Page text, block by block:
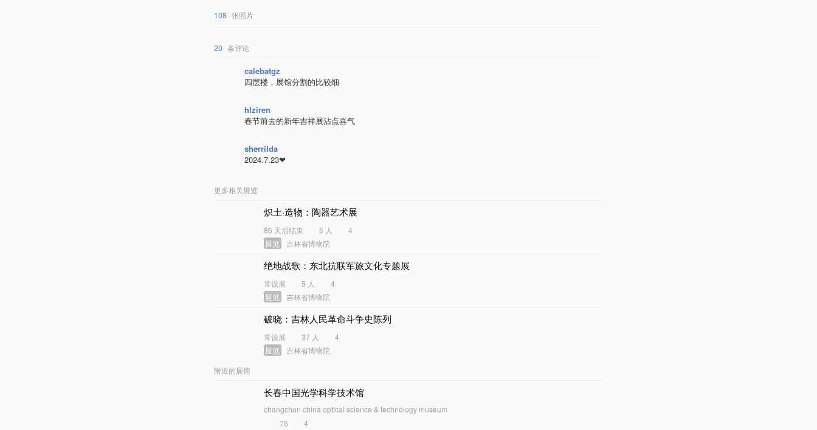
108 张照片
20 条评论
calebatgz
四层楼，展馆分割的比较细
hlziren
春节前去的新年吉祥展沾点喜气
sherrilda
2024.7.23❤️
更多相关展览
炽土·造物：陶器艺术展
86 天后结束 5 人
4
展览
吉林省博物院
绝地战歌：东北抗联军旅文化专题展
常设展 5 人
4
展览
吉林省博物院
破晓：吉林人民革命斗争史陈列
常设展 37 人
4
展览
吉林省博物院
附近的展馆
长春中国光学科学技术馆
changchun china optical science & technology museum
76
4